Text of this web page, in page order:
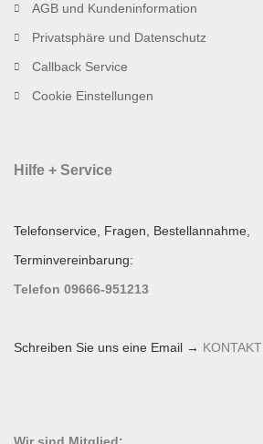
AGB und Kundeninformation
Privatsphäre und Datenschutz
Callback Service
Cookie Einstellungen
Hilfe + Service
Telefonservice, Fragen, Bestellannahme,
Terminvereinbarung:
Telefon 09666-951213
Schreiben Sie uns eine Email → KONTAKT